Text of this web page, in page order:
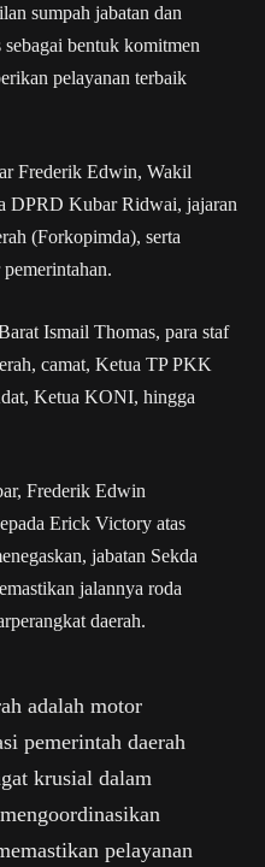
sumpah jabatan dan
sebagai bentuk komitmen
pelayanan terbaik
Frederik Edwin, Wakil
DPRD Kubar Ridwai, jajaran
(Forkopimda), serta
Ismail Thomas, para staf
camat, Ketua TP PKK
Ketua KONI, hingga
Frederik Edwin
Erick Victory atas
jabatan Sekda
jalannya roda
daerah.
adalah motor
pemerintah daerah
krusial dalam
pelayanan